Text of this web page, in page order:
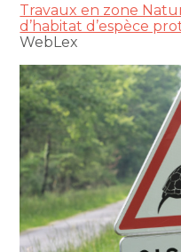
Travaux en zone
d’habitat d’espèce
WebLex